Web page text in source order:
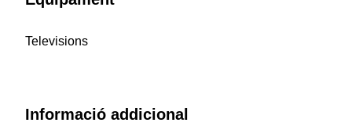
Televisions
Informació addicional